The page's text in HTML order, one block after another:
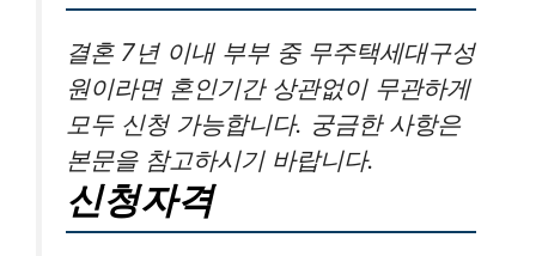
결혼 7년 이내 부부 중 무주택세대구성
원이라면 혼인기간 상관없이 무관하게
모두 신청 가능합니다. 궁금한 사항은
본문을 참고하시기 바랍니다.
신청자격